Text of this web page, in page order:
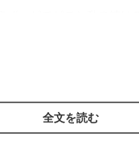
全文を読む